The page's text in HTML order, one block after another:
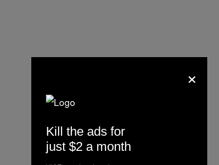
×
Kill the ads for
just $2 a month